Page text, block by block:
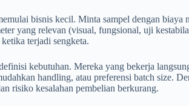
bisnis kecil. Minta sampel dengan biaya
yang relevan (visual, fungsional, uji
terjadi sengketa.
kebutuhan. Mereka yang bekerja
handling, atau preferensi batch size.
risiko kesalahan pembelian berkurang.